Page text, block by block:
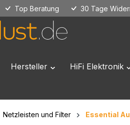
Top Beratung 30 Tage
Hersteller Öffne oder Schließe
HiFi Elektronik
Netzleisten und Filter Essential